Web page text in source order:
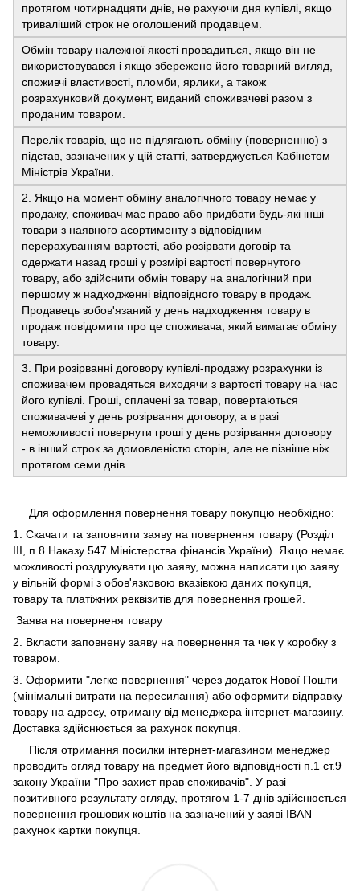
протягом чотирнадцяти днів, не рахуючи дня купівлі, якщо
триваліший строк не оголошений продавцем.
Обмін товару належної якості провадиться, якщо він не
використовувався і якщо збережено його товарний вигляд,
споживчі властивості, пломби, ярлики, а також
розрахунковий документ, виданий споживачеві разом з
проданим товаром.
Перелік товарів, що не підлягають обміну (поверненню) з
підстав, зазначених у цій статті, затверджується Кабінетом
Міністрів України.
2. Якщо на момент обміну аналогічного товару немає у
продажу, споживач має право або придбати будь-які інші
товари з наявного асортименту з відповідним
перерахуванням вартості, або розірвати договір та
одержати назад гроші у розмірі вартості повернутого
товару, або здійснити обмін товару на аналогічний при
першому ж надходженні відповідного товару в продаж.
Продавець зобов'язаний у день надходження товару в
продаж повідомити про це споживача, який вимагає обміну
товару.
3. При розірванні договору купівлі-продажу розрахунки із
споживачем провадяться виходячи з вартості товару на час
його купівлі. Гроші, сплачені за товар, повертаються
споживачеві у день розірвання договору, а в разі
неможливості повернути гроші у день розірвання договору
- в інший строк за домовленістю сторін, але не пізніше ніж
протягом семи днів.
Для оформлення повернення товару покупцю необхідно:
1. Скачати та заповнити заяву на повернення товару (Розділ
ІІІ, п.8 Наказу 547 Міністерства фінансів України). Якщо немає
можливості роздрукувати цю заяву, можна написати цю заяву
у вільній формі з обов'язковою вказівкою даних покупця,
товару та платіжних реквізитів для повернення грошей.
Заява на поверненя товару
2. Вкласти заповнену заяву на повернення та чек у коробку з
товаром.
3. Оформити "легке повернення" через додаток Нової Пошти
(мінімальні витрати на пересилання) або оформити відправку
товару на адресу, отриману від менеджера інтернет-магазину.
Доставка здійснюється за рахунок покупця.
Після отримання посилки інтернет-магазином менеджер
проводить огляд товару на предмет його відповідності п.1 ст.9
закону України "Про захист прав споживачів". У разі
позитивного результату огляду, протягом 1-7 днів здійснюється
повернення грошових коштів на зазначений у заяві IBAN
рахунок картки покупця.